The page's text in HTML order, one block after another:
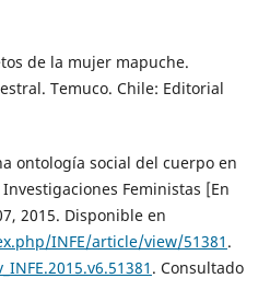
de la mujer mapuche.
Temuco. Chile: Editorial
ontología social del cuerpo en
Feministas [En
2015. Disponible en
INFE/article/view/51381 .
. Consultado